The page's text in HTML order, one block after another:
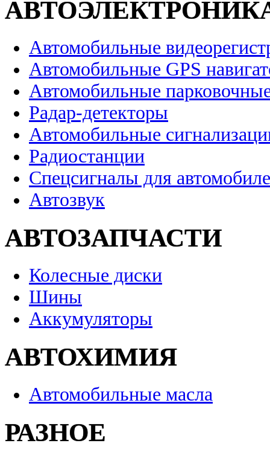
Автомобильные
Автомобильные GPS
Автомобильные
Радар-детекторы
Автомобильные
Радиостанции
Спецсигналы для
Автозвук
АВТОЗАПЧАСТИ
Колесные диски
Шины
Аккумуляторы
АВТОХИМИЯ
Автомобильные масла
РАЗНОЕ